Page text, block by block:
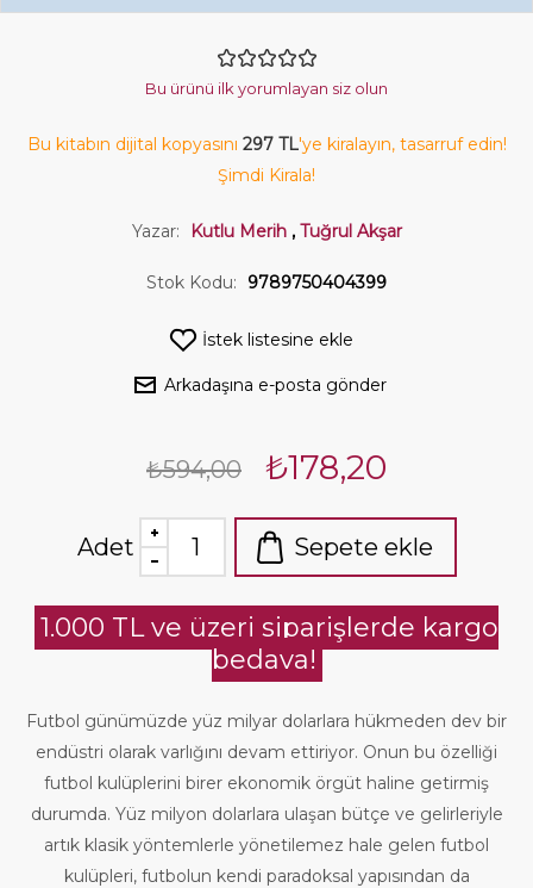
Bu ürünü ilk yorumlayan siz olun
Bu kitabın dijital kopyasını 297 TL'ye kiralayın, tasarruf edin!
Şimdi Kirala!
Yazar: Kutlu Merih , Tuğrul Akşar
Stok Kodu: 9789750404399
İstek listesine ekle
Arkadaşına e-posta gönder
₺594,00 ₺178,20
Adet Sepete ekle
1.000 TL ve üzeri siparişlerde kargo
bedava!
Futbol günümüzde yüz milyar dolarlara hükmeden dev bir
endüstri olarak varlığını devam ettiriyor. Onun bu özelliği
futbol kulüplerini birer ekonomik örgüt haline getirmiş
durumda. Yüz milyon dolarlara ulaşan bütçe ve gelirleriyle
artık klasik yöntemlerle yönetilemez hale gelen futbol
kulüpleri, futbolun kendi paradoksal yapısından da